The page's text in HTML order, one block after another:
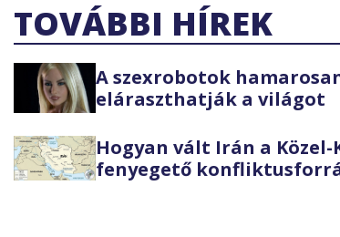
TOVÁBBI HÍREK
A szexrobotok
eláraszthatják a világot
Hogyan vált Irán a
fenyegető